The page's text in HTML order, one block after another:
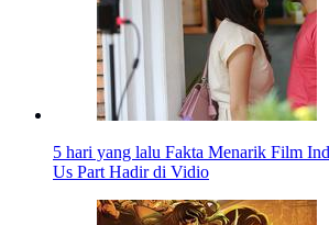
5 hari yang lalu Fakta Menarik Film
Us Part Hadir di Vidio